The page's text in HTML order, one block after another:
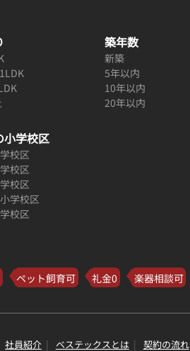
築年数
新築
5年以内
10年以内
20年以内
小学校区
校区
校区
校区
学校区
校区
ペット飼育可 礼金0 楽器相談可
社員紹介 ベステックスとは 契約の流れ